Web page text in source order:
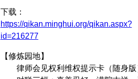
下载：
https://qikan.minghui.org/qikan.aspx?
id=216277
【修炼园地】
律师会见权利维权提示卡（随身版